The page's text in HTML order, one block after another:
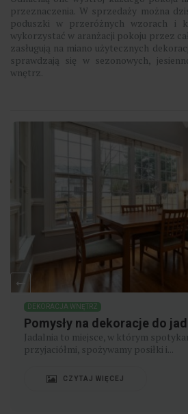
przeznaczenia. W sprzedaży można
poduszki w przeróżnych wzorach i
wykorzystać w aranżacji pokoju przez
zasługują na miano użytecznych
sprawdzają się w sezonowych,
wnętrz.
DEKORACJA WNĘTRZ
Pomysły na dekoracje do
Jadalnia to miejsce, w którym
przyjaciółmi, spożywamy posiłki i...
CZYTAJ WIĘCEJ